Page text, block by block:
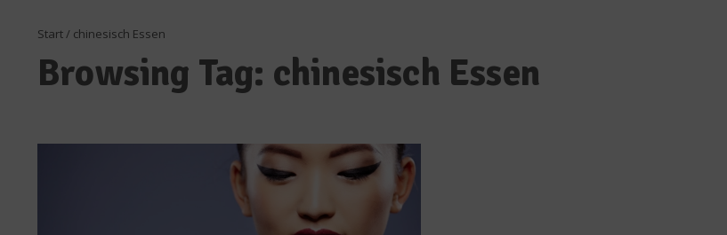
Start/ chinesisch Essen
Browsing Tag: chinesisch Essen